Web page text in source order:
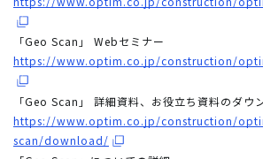
「Geo Scan」 Webセミナー
https://www.optim.co.jp/construction/
「Geo Scan」 詳細資料、お役立ち資料のダウ
https://www.optim.co.jp/construction/
scan/download/